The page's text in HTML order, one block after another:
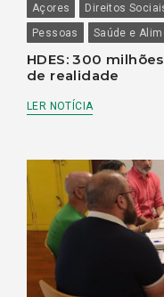
Açores Direitos
Pessoas
Saúde e
HDES: 300
de realidade
LER NOTÍCIA